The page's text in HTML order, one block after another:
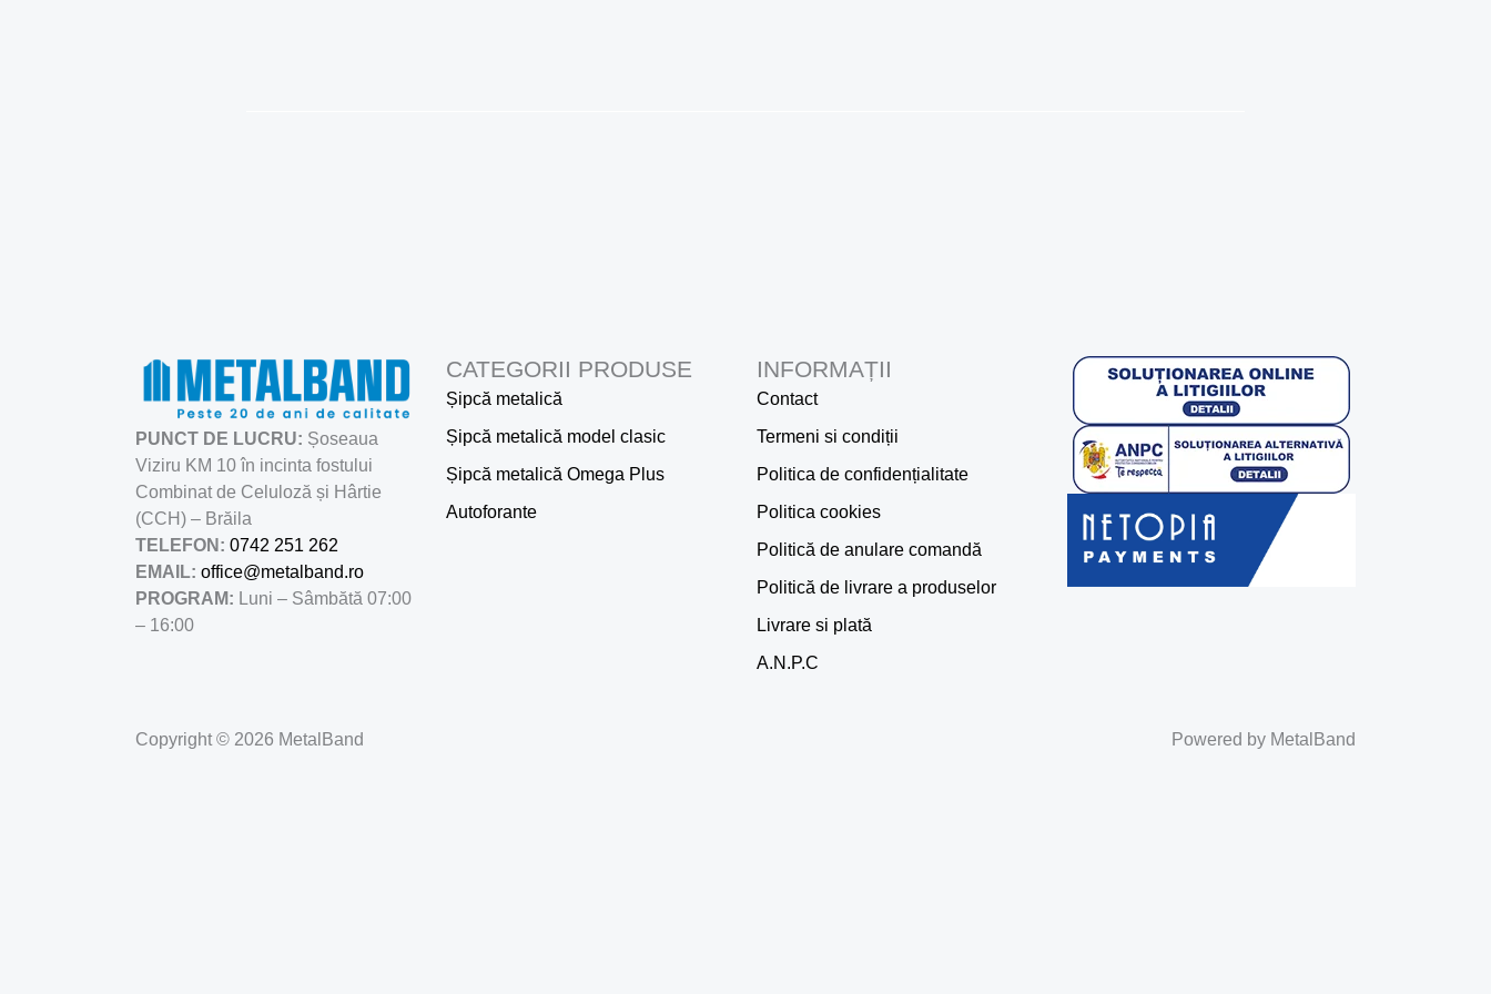
PUNCT DE LUCRU: Șoseaua
Viziru KM 10 în incinta fostului
Combinat de Celuloză și Hârtie
(CCH) – Brăila
TELEFON: 0742 251 262
EMAIL: office@metalband.ro
PROGRAM: Luni – Sâmbătă 07:00
– 16:00
CATEGORII PRODUSE
Șipcă metalică
Șipcă metalică model clasic
Șipcă metalică Omega Plus
Autoforante
INFORMAȚII
Contact
Termeni si condiții
Politica de confidențialitate
Politica cookies
Politică de anulare comandă
Politică de livrare a produselor
Livrare si plată
A.N.P.C
Copyright © 2026 MetalBand Powered by MetalBand